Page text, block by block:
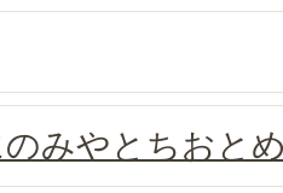
みやとちおと